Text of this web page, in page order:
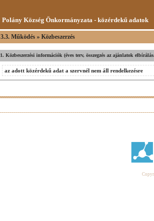
Polány Község Önkormányzata - közérdekű adatok
3.3. Működés » Közbeszerzés
1. Közbeszerzési információk (éves terv, összegzés az ajánlatok
az adott közérdekű adat a szervnél nem áll rendelkezésre